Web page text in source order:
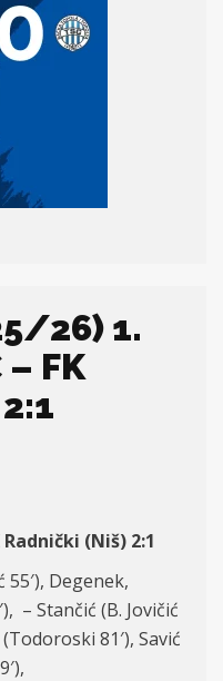
26) 1.
– FK
Radnički (Niš) 2:1
Degenek,
– Stančić (B. Jovičić
81′), Savić